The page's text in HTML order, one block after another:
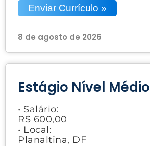
Enviar Currículo »
8 de agosto de 2026
Estágio Nível Médio
• Salário:
R$ 600,00
• Local:
Planaltina, DF